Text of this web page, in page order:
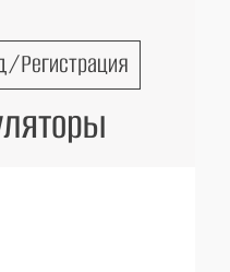
Регистрация